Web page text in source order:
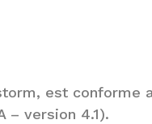
est conforme
– version 4.1).